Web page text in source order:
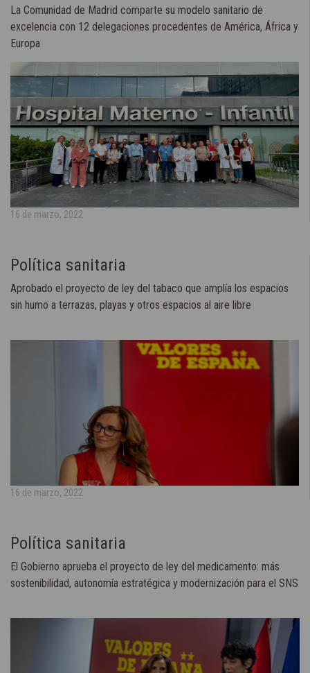
La Comunidad de Madrid comparte su modelo sanitario de
excelencia con 12 delegaciones procedentes de América, África y
Europa
16 de marzo, 2022
Política sanitaria
Aprobado el proyecto de ley del tabaco que amplía los espacios
sin humo a terrazas, playas y otros espacios al aire libre
16 de marzo, 2022
Política sanitaria
El Gobierno aprueba el proyecto de ley del medicamento: más
sostenibilidad, autonomía estratégica y modernización para el SNS